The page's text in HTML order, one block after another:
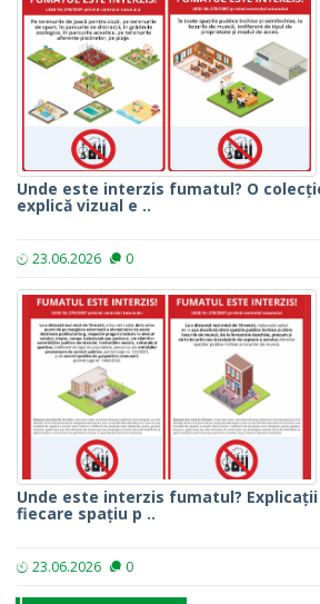
Unde este interzis fumatul? O
explică vizual e ..
23.06.2026 0
Unde este interzis fumatul?
fiecare spațiu p ..
23.06.2026 0